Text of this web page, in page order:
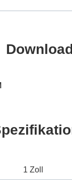
1 Zoll